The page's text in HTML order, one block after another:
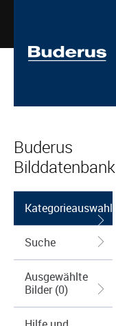
Buderus
Bilddatenbank
Kategorieauswahl
Suche
Ausgewählte
Bilder (0)